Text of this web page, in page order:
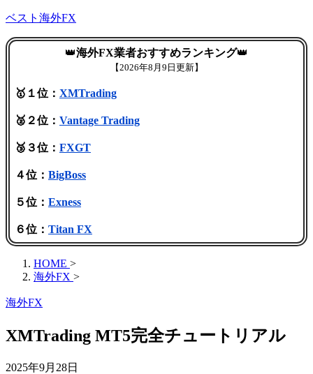
ベスト海外FX
👑海外FX業者おすすめランキング👑
【2026年8月9日更新】
🥇１位： XMTrading
🥈２位： Vantage Trading
🥉３位： FXGT
４位： BigBoss
５位： Exness
６位： Titan FX
HOME >
海外FX >
海外FX
XMTrading MT5完全チュートリアル
2025年9月28日